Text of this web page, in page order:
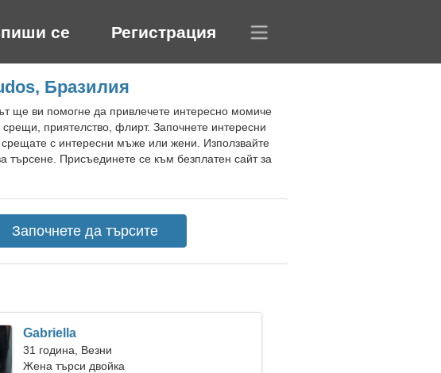
се Регистрация
Бразилия
ще ви помогне да привлечете интересно момиче
приятелство, флирт. Започнете интересни
с интересни мъже или жени. Използвайте
търсене. Присъединете се към безплатен сайт за
Gabriella
31 година, Везни
Жена търси двойка